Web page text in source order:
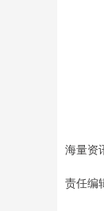
海量资
责任编